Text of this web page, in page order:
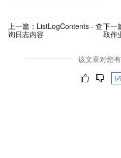
上一篇： ListLogContents - 查
询日志内容
下一
取作
该文章对您